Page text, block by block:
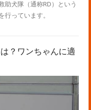
助犬隊（通称RD）という
行っています。
？ワンちゃんに適